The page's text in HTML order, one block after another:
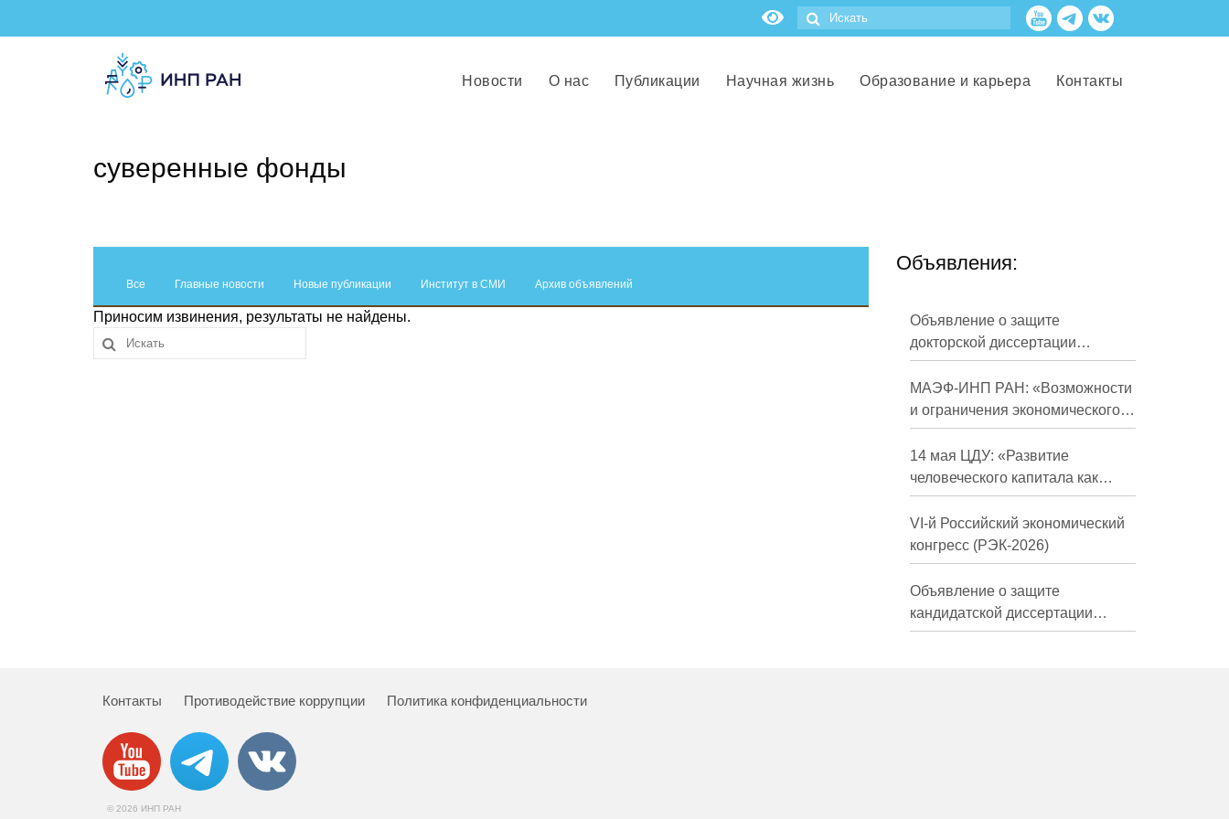
Новости О нас Публикации Научная жизнь Образование и карьера Контакты
суверенные фонды
Все Главные новости Новые публикации Институт в СМИ Архив объявлений
Приносим извинения, результаты не найдены.
Объявления:
Объявление о защите
докторской диссертации
Кузнецова Михаила
Евгеньевича
МАЭФ-ИНП РАН: «Возможности
и ограничения экономического
развития России в средне- и
долгосрочной перспективе»
14 мая ЦДУ: «Развитие
человеческого капитала как
фактор экономического роста»
VI-й Российский экономический
конгресс (РЭК-2026)
Объявление о защите
кандидатской диссертации
Трындиной Николь Сергеевны
Контакты Противодействие коррупции Политика конфиденциальности
© 2026 ИНП РАН